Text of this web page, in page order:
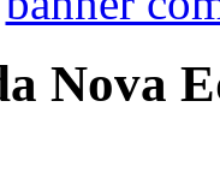
Nova